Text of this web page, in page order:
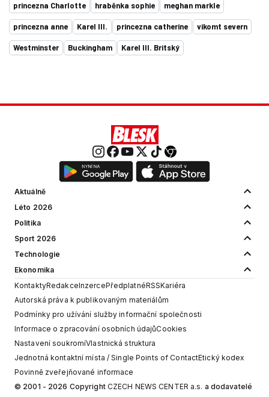
princezna Charlotte hraběnka sophie meghan markle
princezna anne Karel III. princezna catherine vikomt severn
Westminster Buckingham Karel III. Britský
Aktuálně
Léto 2026
Politika
Sport 2026
Technologie
Ekonomika
KontaktyRedakceInzercePředplatnéRSSKariéra
Autorská práva k publikovaným materiálům
Podmínky pro užívání služby informační společnosti
Informace o zpracování osobních údajůCookies
Nastavení soukromíVlastnická struktura
Jednotná kontaktní místa / Single Points of ContactEtický kodex
Povinně zveřejňované informace
© 2001 - 2026 Copyright CZECH NEWS CENTER a.s. a dodavatelé